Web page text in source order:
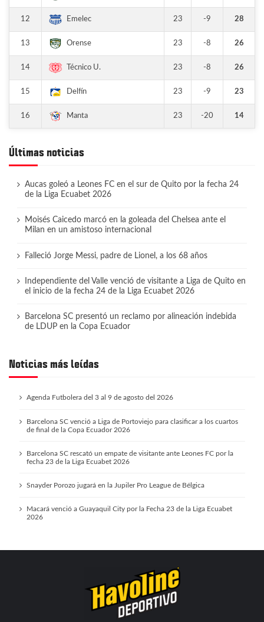
12 Emelec 23 -9 28
13 Orense 23 -8 26
14 Técnico U. 23 -8 26
15 Delfín 23 -9 23
16 Manta 23 -20 14
Últimas noticias
Aucas goleó a Leones FC en el sur de Quito por la fecha 24
de la Liga Ecuabet 2026
Moisés Caicedo marcó en la goleada del Chelsea ante el
Milan en un amistoso internacional
Falleció Jorge Messi, padre de Lionel, a los 68 años
Independiente del Valle venció de visitante a Liga de Quito en
el inicio de la fecha 24 de la Liga Ecuabet 2026
Barcelona SC presentó un reclamo por alineación indebida
de LDUP en la Copa Ecuador
Noticias más leídas
Agenda Futbolera del 3 al 9 de agosto del 2026
Barcelona SC venció a Liga de Portoviejo para clasificar a los cuartos
de final de la Copa Ecuador 2026
Barcelona SC rescató un empate de visitante ante Leones FC por la
fecha 23 de la Liga Ecuabet 2026
Snayder Porozo jugará en la Jupiler Pro League de Bélgica
Macará venció a Guayaquil City por la Fecha 23 de la Liga Ecuabet
2026